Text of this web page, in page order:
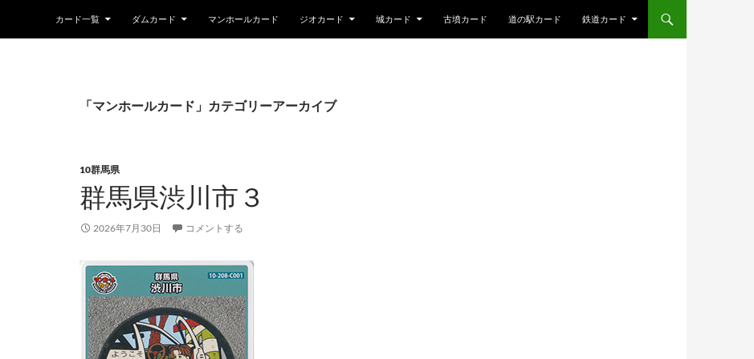
カード一覧 ダムカード マンホールカード ジオカード 城カード 古墳カード 道の駅カード 鉄道カード
「マンホールカード」カテゴリーアーカイブ
10群馬県
群馬県渋川市３
2026年7月30日 コメントする